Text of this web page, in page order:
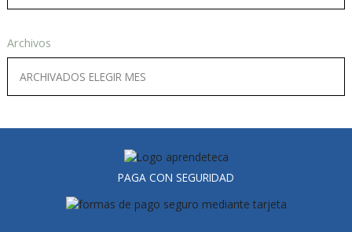
Archivos
PAGA CON SEGURIDAD